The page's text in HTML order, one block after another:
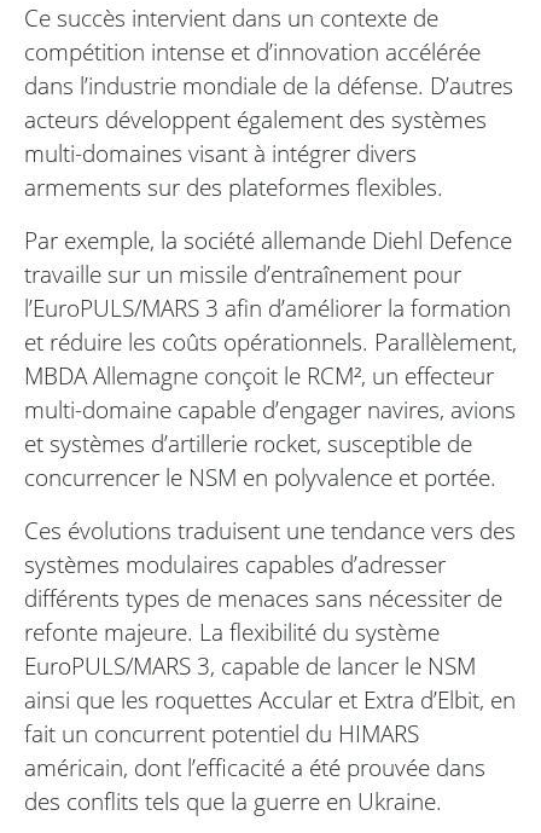
Ce succès intervient dans un contexte de
compétition intense et d’innovation accélérée
dans l’industrie mondiale de la défense. D’autres
acteurs développent également des systèmes
multi-domaines visant à intégrer divers
armements sur des plateformes flexibles.
Par exemple, la société allemande Diehl Defence
travaille sur un missile d’entraînement pour
l’EuroPULS/MARS 3 afin d’améliorer la formation
et réduire les coûts opérationnels. Parallèlement,
MBDA Allemagne conçoit le RCM², un effecteur
multi-domaine capable d’engager navires, avions
et systèmes d’artillerie rocket, susceptible de
concurrencer le NSM en polyvalence et portée.
Ces évolutions traduisent une tendance vers des
systèmes modulaires capables d’adresser
différents types de menaces sans nécessiter de
refonte majeure. La flexibilité du système
EuroPULS/MARS 3, capable de lancer le NSM
ainsi que les roquettes Accular et Extra d’Elbit, en
fait un concurrent potentiel du HIMARS
américain, dont l’efficacité a été prouvée dans
des conflits tels que la guerre en Ukraine.